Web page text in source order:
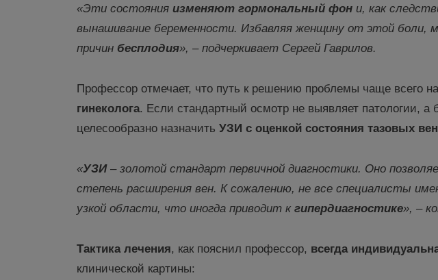
«Эти состояния изменяют гормональный фон и, как
вынашивание беременности. Избавляя женщину от этой боли,
причин бесплодия», – подчеркивает Сергей Гаврилов.
Профессор отмечает, что путь к решению проблемы чаще всего
гинеколога. Если стандартный осмотр не выявляет патологии, а
целесообразно назначить УЗИ с оценкой состояния тазовых вен
«УЗИ– золотой стандарт первичной диагностики. Оно
степень расширения вен. К сожалению, не все специалисты
узкой области, что иногда приводит к гипердиагностике», –
Тактика лечения, как пояснил профессор, всегда
клинической картины: